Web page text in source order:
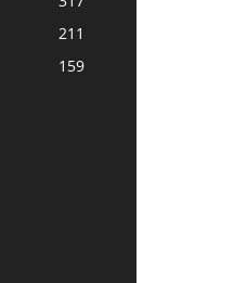
211
159